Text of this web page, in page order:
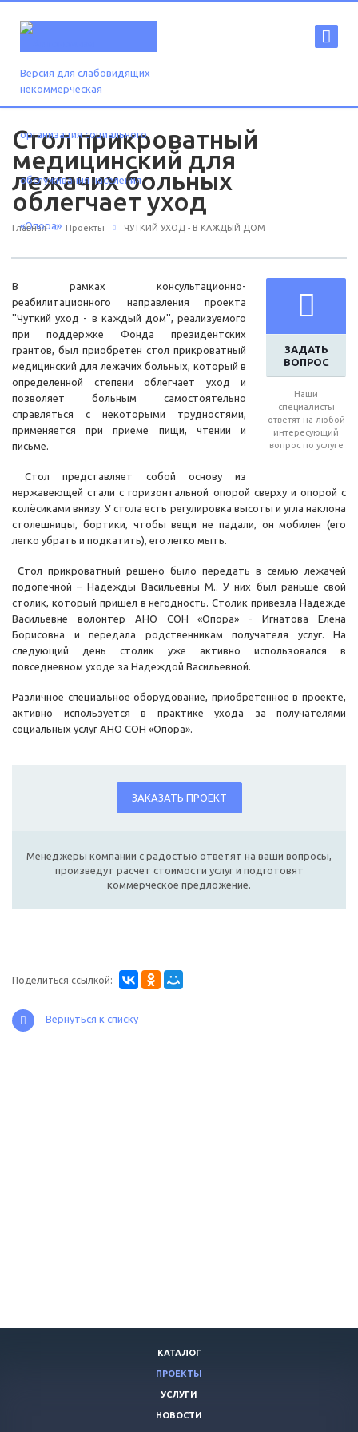
Версия для слабовидящих
Стол прикроватный
медицинский для
лежачих больных
облегчает уход
Главная Проекты ЧУТКИЙ УХОД - В КАЖДЫЙ ДОМ
ЗАДАТЬ
ВОПРОС
Наши
специалисты
ответят на любой
интересующий
вопрос по услуге
В рамках консультационно-
реабилитационного направления проекта
''Чуткий уход - в каждый дом'', реализуемого
при поддержке Фонда президентских
грантов, был приобретен стол прикроватный
медицинский для лежачих больных, который в
определенной степени облегчает уход и
позволяет больным самостоятельно
справляться с некоторыми трудностями,
применяется при приеме пищи, чтении и
письме.
Стол представляет собой основу из
нержавеющей стали с горизонтальной опорой сверху и опорой с
колёсиками внизу. У стола есть регулировка высоты и угла наклона
столешницы, бортики, чтобы вещи не падали, он мобилен (его
легко убрать и подкатить), его легко мыть.
Стол прикроватный решено было передать в семью лежачей
подопечной – Надежды Васильевны М.. У них был раньше свой
столик, который пришел в негодность. Столик привезла Надежде
Васильевне волонтер АНО СОН «Опора» - Игнатова Елена
Борисовна и передала родственникам получателя услуг. На
следующий день столик уже активно использовался в
повседневном уходе за Надеждой Васильевной.
Различное специальное оборудование, приобретенное в проекте,
активно используется в практике ухода за получателями
социальных услуг АНО СОН «Опора».
ЗАКАЗАТЬ ПРОЕКТ
Менеджеры компании с радостью ответят на ваши вопросы,
произведут расчет стоимости услуг и подготовят
коммерческое предложение.
Поделиться ссылкой:
Вернуться к списку
КАТАЛОГ
ПРОЕКТЫ
УСЛУГИ
НОВОСТИ